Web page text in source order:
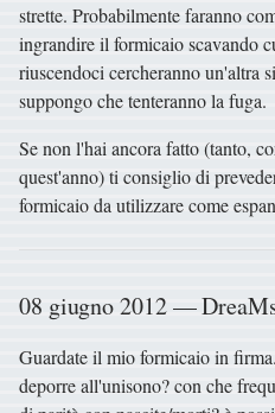
strette. Probabilmente faranno
ingrandire il formicaio scavando
riuscendoci cercheranno un'altra
suppongo che tenteranno la fuga.
Se non l'hai ancora fatto (tanto,
quest'anno) ti consiglio di
formicaio da utilizzare come
08 giugno 2012 —
Guardate il mio formicaio in
deporre all'unisono? con che